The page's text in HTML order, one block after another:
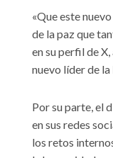
«Que este
de la paz que
en su perfil de
nuevo líder de la
Por su parte, el
en sus redes
los retos